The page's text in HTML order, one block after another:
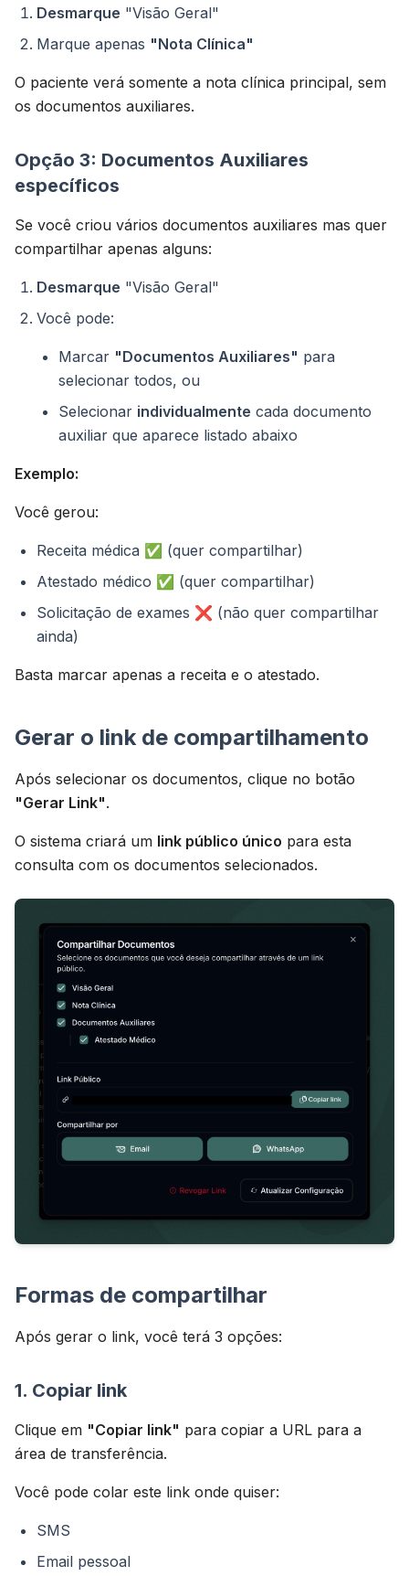
Desmarque "Visão Geral"
Marque apenas "Nota Clínica"
O paciente verá somente a nota clínica principal, sem
os documentos auxiliares.
Opção 3: Documentos Auxiliares
específicos
Se você criou vários documentos auxiliares mas quer
compartilhar apenas alguns:
Desmarque "Visão Geral"
Você pode:
Marcar "Documentos Auxiliares" para
selecionar todos, ou
Selecionar individualmente cada documento
auxiliar que aparece listado abaixo
Exemplo:
Você gerou:
Receita médica ✅ (quer compartilhar)
Atestado médico ✅ (quer compartilhar)
Solicitação de exames ❌ (não quer compartilhar
ainda)
Basta marcar apenas a receita e o atestado.
Gerar o link de compartilhamento
Após selecionar os documentos, clique no botão
"Gerar Link".
O sistema criará um link público único para esta
consulta com os documentos selecionados.
Formas de compartilhar
Após gerar o link, você terá 3 opções:
1. Copiar link
Clique em "Copiar link" para copiar a URL para a
área de transferência.
Você pode colar este link onde quiser:
SMS
Email pessoal